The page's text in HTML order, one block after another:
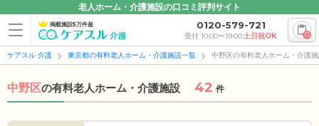
老人ホーム・介護施設の口コミ評判サイト
掲載施設5万件超 0120-579-721
受付 10:00〜19:00土日祝OK 0
ケアスル 介護 東京都の有料老人ホーム・介護施設一覧 中野区の有料老人ホーム・介護
中野区の有料老人ホーム・介護施設 42 件